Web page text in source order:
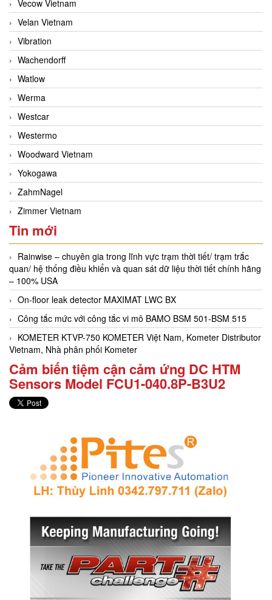
Vecow Vietnam
Velan Vietnam
Vibration
Wachendorff
Watlow
Werma
Westcar
Westermo
Woodward Vietnam
Yokogawa
ZahmNagel
Zimmer Vietnam
Tin mới
Rainwise – chuyên gia trong lĩnh vực trạm thời tiết/ trạm trắc
quan/ hệ thống điều khiển và quan sát dữ liệu thời tiết chính hãng
– 100% USA
On-floor leak detector MAXIMAT LWC BX
Công tắc mức với công tắc vi mô BAMO BSM 501-BSM 515
KOMETER KTVP-750 KOMETER Việt Nam, Kometer Distributor
Vietnam, Nhà phân phối Kometer
Cảm biến tiệm cận cảm ứng DC HTM
Sensors Model FCU1-040.8P-B3U2